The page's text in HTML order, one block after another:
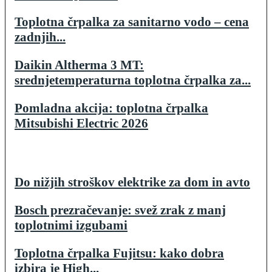
Toplotna črpalka za sanitarno vodo – cena
zadnjih...
Daikin Altherma 3 MT:
srednjetemperaturna toplotna črpalka za...
Pomladna akcija: toplotna črpalka
Mitsubishi Electric 2026
Do nižjih stroškov elektrike za dom in avto
Bosch prezračevanje: svež zrak z manj
toplotnimi izgubami
Toplotna črpalka Fujitsu: kako dobra
izbira je High...